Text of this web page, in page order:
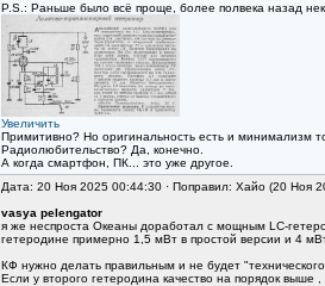
P.S.: Раньше было всё проще, более полвека назад
Увеличить
Примитивно? Но оригинальность есть и минимализм
Радиолюбительство? Да, конечно.
А когда смартфон, ПК... это уже другое.
Дата: 20 Ноя 2025 00:44:30 · Поправил: Хайо (20 Ноя
vasya pelengator
я же неспроста Океаны доработал с мощным LC-
гетеродине примерно 1,5 мВт в простой версии и 4
КФ нужно делать правильным и не будет
Если у второго гетеродина качество на порядок выше